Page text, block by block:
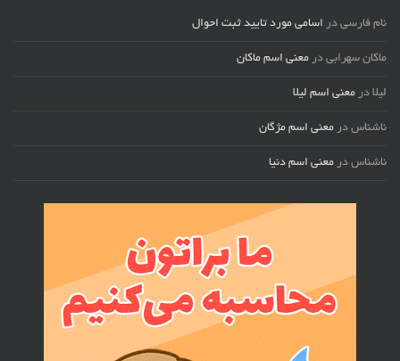
نام فارسی در اسامی مورد تایید ثبت احوال
ماکان سهرابی در معنی اسم ماکان
لیلا در معنی اسم لیلا
ناشناس در معنی اسم مژگان
ناشناس در معنی اسم دنیا